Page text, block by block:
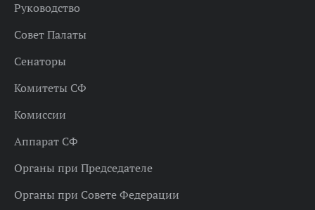
Руководство
Совет Палаты
Сенаторы
Комитеты СФ
Комиссии
Аппарат СФ
Органы при Председателе
Органы при Совете Федерации